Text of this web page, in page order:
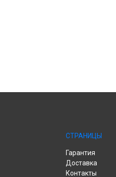
СТРАНИЦЫ
Гарантия
Доставка
Контакты